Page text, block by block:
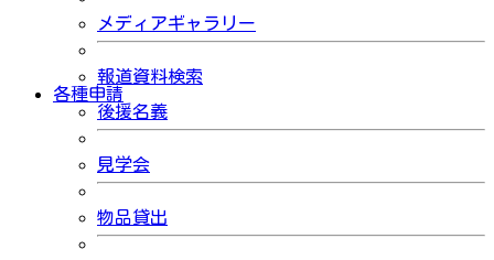
メディアギャラリー
報道資料検索
各種申請
後援名義
見学会
物品貸出